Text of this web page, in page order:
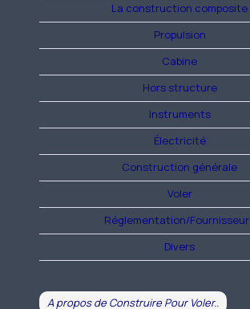
La construction composite
Propulsion
Cabine
Hors structure
Instruments
Électricité
Construction générale
Voler
Réglementation/
Divers
A propos de Construire Pour Voler..